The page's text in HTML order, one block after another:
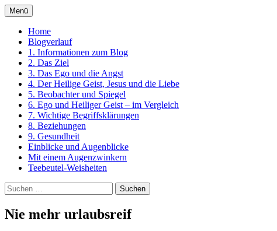
Zum
Inhalt
springen
Ein Kurs in Wundern
Menü
Home
Blogverlauf
1. Informationen zum Blog
2. Das Ziel
3. Das Ego und die Angst
4. Der Heilige Geist, Jesus und die Liebe
5. Beobachter und Spiegel
6. Ego und Heiliger Geist – im Vergleich
7. Wichtige Begriffsklärungen
8. Beziehungen
9. Gesundheit
Einblicke und Augenblicke
Mit einem Augenzwinkern
Teebeutel-Weisheiten
Suchen
nach:
Nie mehr urlaubsreif